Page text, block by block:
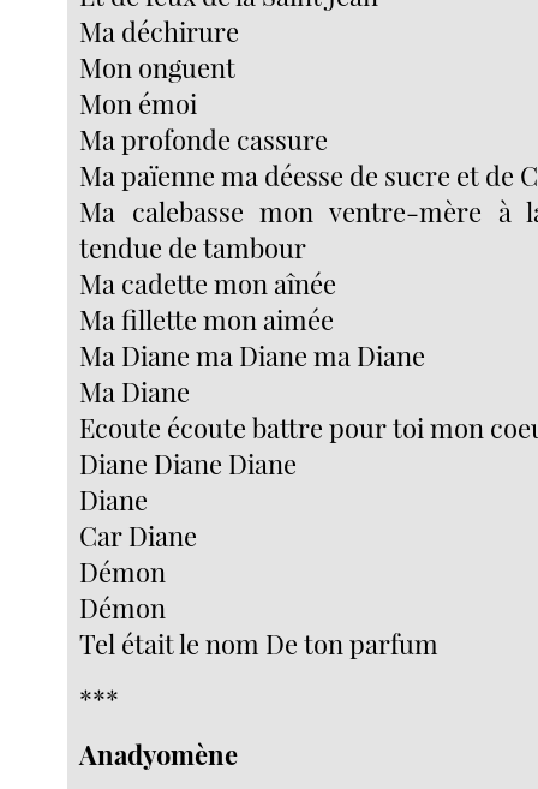
Ma déchirure
Mon onguent
Mon émoi
Ma profonde cassure
Ma païenne ma déesse de sucre et de
Ma calebasse mon ventre-mère à
tendue de tambour
Ma cadette mon aînée
Ma fillette mon aimée
Ma Diane ma Diane ma Diane
Ma Diane
Ecoute écoute battre pour toi mon
Diane Diane Diane
Diane
Car Diane
Démon
Démon
Tel était le nom De ton parfum
***
Anadyomène